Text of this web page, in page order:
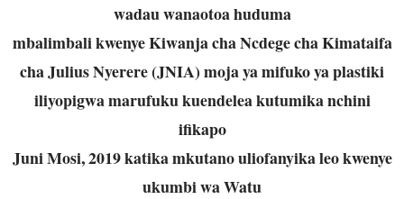
wadau wanaotoa huduma
mbalimbali kwenye Kiwanja cha Ncdege cha Kimataifa
cha Julius Nyerere (JNIA) moja ya mifuko ya plastiki
iliyopigwa marufuku kuendelea kutumika nchini
ifikapo
Juni Mosi, 2019 katika mkutano uliofanyika leo kwenye
ukumbi wa Watu